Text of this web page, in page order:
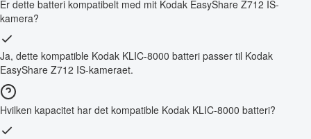
Er dette batteri kompatibelt med mit Kodak EasyShare Z712 IS-
kamera?
Ja, dette kompatible Kodak KLIC-8000 batteri passer til Kodak
EasyShare Z712 IS-kameraet.
Hvilken kapacitet har det kompatible Kodak KLIC-8000 batteri?